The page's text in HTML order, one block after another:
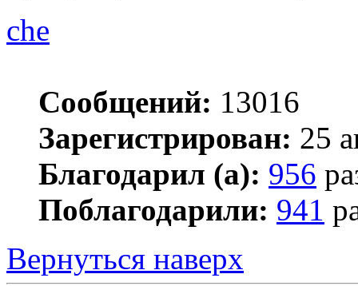
che
Сообщений: 13016
Зарегистрирован: 25
Благодарил (а): 956
Поблагодарили: 941
Вернуться наверх